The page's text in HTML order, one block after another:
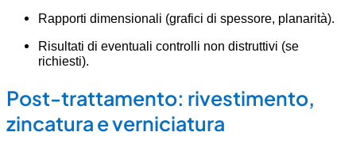
Rapporti dimensionali (grafici di spessore, planarità).
Risultati di eventuali controlli non distruttivi (se
richiesti).
Post-trattamento: rivestimento,
zincatura e verniciatura